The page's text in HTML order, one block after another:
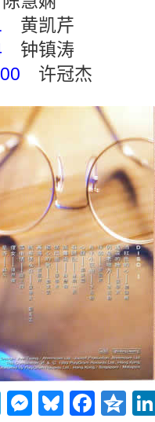
黄凯芹
钟镇涛
许冠杰
TelegramBluesky